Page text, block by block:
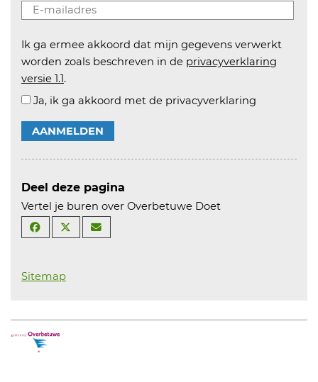
Ik ga ermee akkoord dat mijn gegevens verwerkt
worden zoals beschreven in de privacyverklaring
versie 1.1.
Ja, ik ga akkoord met de privacyverklaring
AANMELDEN
Deel deze pagina
Vertel je buren over Overbetuwe Doet
Sitemap